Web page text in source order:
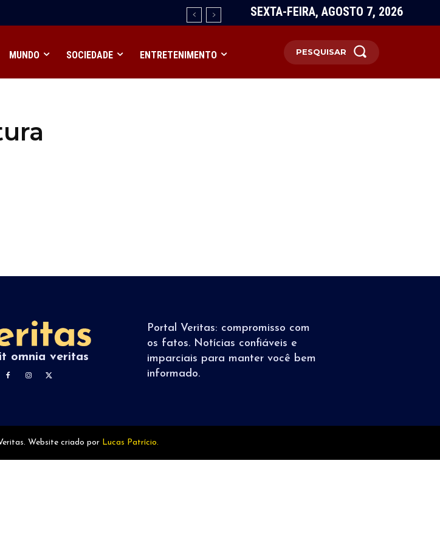
SEXTA-FEIRA, AGOSTO 7, 2026
MUNDO SOCIEDADE ENTRETENIMENTO PESQUISAR
omnia veritas
Portal Veritas: compromisso com
os fatos. Notícias confiáveis e
imparciais para manter você bem
informado.
Website criado por Lucas Patrício.